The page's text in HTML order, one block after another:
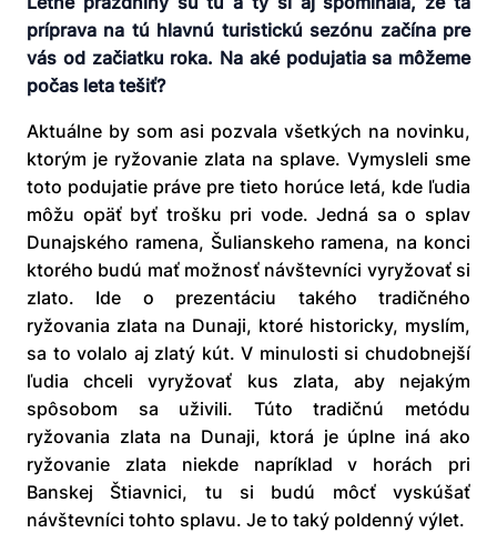
príprava na tú hlavnú turistickú sezónu začína pre
vás od začiatku roka. Na aké podujatia sa môžeme
počas leta tešiť?
Aktuálne by som asi pozvala všetkých na novinku,
ktorým je ryžovanie zlata na splave. Vymysleli sme
toto podujatie práve pre tieto horúce letá, kde ľudia
môžu opäť byť trošku pri vode. Jedná sa o splav
Dunajského ramena, Šulianskeho ramena, na konci
ktorého budú mať možnosť návštevníci vyryžovať si
zlato. Ide o prezentáciu takého tradičného
ryžovania zlata na Dunaji, ktoré historicky, myslím,
sa to volalo aj zlatý kút. V minulosti si chudobnejší
ľudia chceli vyryžovať kus zlata, aby nejakým
spôsobom sa uživili. Túto tradičnú metódu
ryžovania zlata na Dunaji, ktorá je úplne iná ako
ryžovanie zlata niekde napríklad v horách pri
Banskej Štiavnici, tu si budú môcť vyskúšať
návštevníci tohto splavu. Je to taký poldenný výlet.